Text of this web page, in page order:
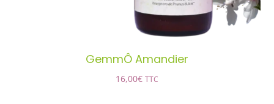
GemmÔ Amandier
16,00€ TTC